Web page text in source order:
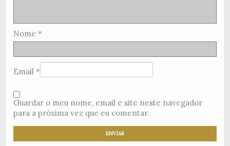
Nome *
Email *
Guardar o meu nome, email e site neste navegador
para a próxima vez que eu comentar.